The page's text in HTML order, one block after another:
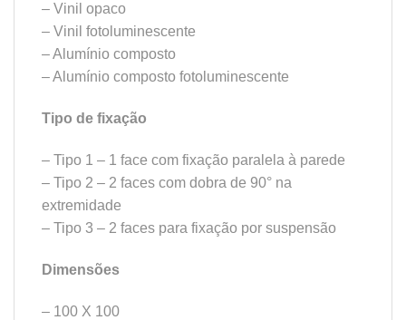
– Vinil opaco
– Vinil fotoluminescente
– Alumínio composto
– Alumínio composto fotoluminescente
Tipo de fixação
– Tipo 1 – 1 face com fixação paralela à parede
– Tipo 2 – 2 faces com dobra de 90° na
extremidade
– Tipo 3 – 2 faces para fixação por suspensão
Dimensões
– 100 X 100